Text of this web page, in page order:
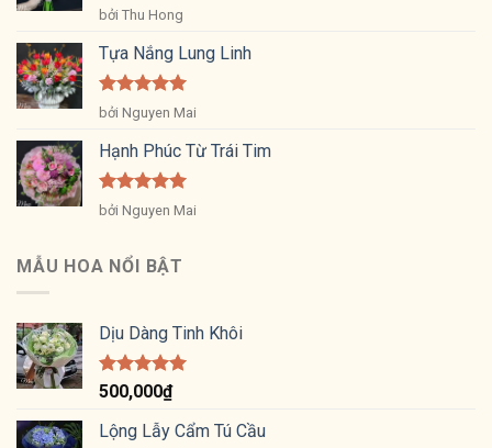
Được xếp
sao
bởi Thu Hong
Tựa Nắng Lung Linh
Được xếp
hạng 55
sao
bởi Nguyen Mai
Hạnh Phúc Từ Trái Tim
Được xếp
hạng 55
bởi Nguyen Mai
MẪU HOA NỔI BẬT
Dịu Dàng Tinh Khôi
Được xếp
hạng
5.00
5 sao
500,000₫
Lộng Lẫy Cẩm Tú Cầu